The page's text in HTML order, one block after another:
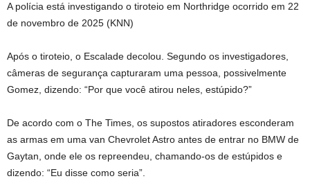
A polícia está investigando o tiroteio em Northridge ocorrido em 22
de novembro de 2025 (KNN)
Após o tiroteio, o Escalade decolou. Segundo os investigadores,
câmeras de segurança capturaram uma pessoa, possivelmente
Gomez, dizendo: “Por que você atirou neles, estúpido?”
De acordo com o The Times, os supostos atiradores esconderam
as armas em uma van Chevrolet Astro antes de entrar no BMW de
Gaytan, onde ele os repreendeu, chamando-os de estúpidos e
dizendo: “Eu disse como seria”.